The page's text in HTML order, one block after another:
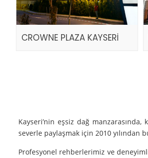
CROWNE PLAZA KAYSERİ
Kayseri’nin eşsiz dağ
severle paylaşmak için 2010
Profesyonel rehberlerimiz ve